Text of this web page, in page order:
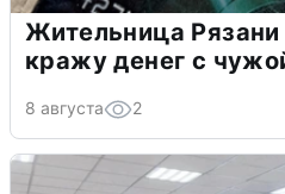
Жительница
кражу денег с
8 августа 2